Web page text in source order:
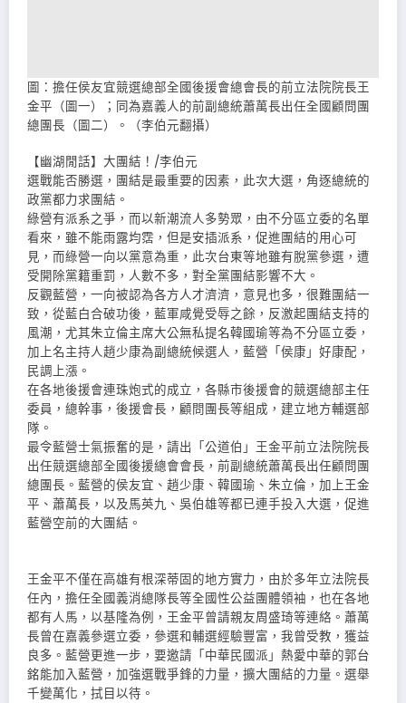
圖：擔任侯友宜競選總部全國後援會總會長的前立法院院長王
金平（圖一）；同為嘉義人的前副總統蕭萬長出任全國顧問團
總團長（圖二）。（李伯元翻攝）
【幽湖閒話】大團結！∕李伯元
選戰能否勝選，團結是最重要的因素，此次大選，角逐總統的
政黨都力求團結。
綠營有派系之爭，而以新潮流人多勢眾，由不分區立委的名單
看來，雖不能雨露均霑，但是安插派系，促進團結的用心可
見，而綠營一向以黨意為重，此次台東等地雖有脫黨參選，遭
受開除黨籍重罰，人數不多，對全黨團結影響不大。
反觀藍營，一向被認為各方人才濟濟，意見也多，很難團結一
致，從藍白合破功後，藍軍咸覺受辱之餘，反激起團結支持的
風潮，尤其朱立倫主席大公無私提名韓國瑜等為不分區立委，
加上名主持人趙少康為副總統候選人，藍營「侯康」好康配，
民調上漲。
在各地後援會連珠炮式的成立，各縣市後援會的競選總部主任
委員，總幹事，後援會長，顧問團長等組成，建立地方輔選部
隊。
最令藍營士氣振奮的是，請出「公道伯」王金平前立法院院長
出任競選總部全國後援總會會長，前副總統蕭萬長出任顧問團
總團長。藍營的侯友宜、趙少康、韓國瑜、朱立倫，加上王金
平、蕭萬長，以及馬英九、吳伯雄等都已連手投入大選，促進
藍營空前的大團結。
王金平不僅在高雄有根深蒂固的地方實力，由於多年立法院長
任內，擔任全國義消總隊長等全國性公益團體領袖，也在各地
都有人馬，以基隆為例，王金平曾請親友周盛琦等連絡。蕭萬
長曾在嘉義參選立委，參選和輔選經驗豐富，我曾受教，獲益
良多。藍營更進一步，要邀請「中華民國派」熱愛中華的郭台
銘能加入藍營，加強選戰爭鋒的力量，擴大團結的力量。選舉
千變萬化，拭目以待。